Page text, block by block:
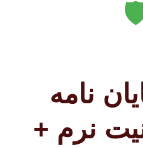
نامه
نرم +